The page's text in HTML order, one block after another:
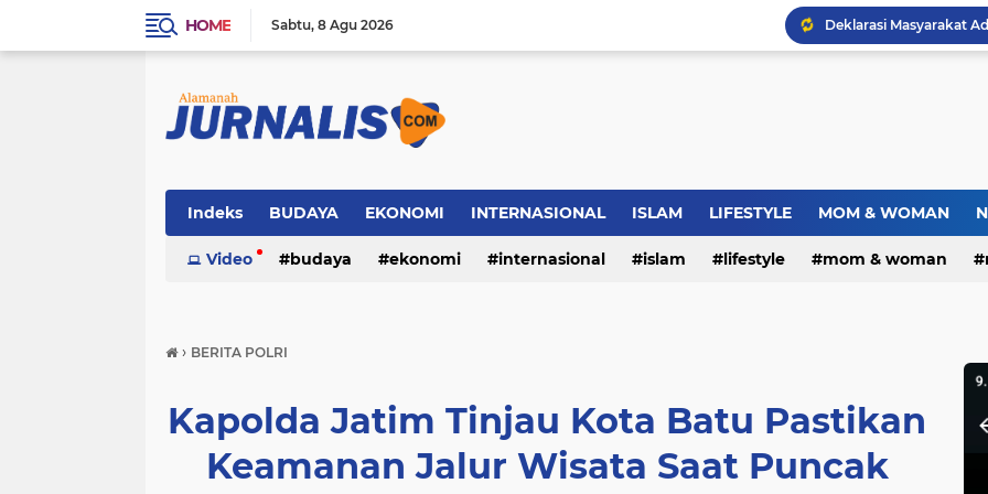
HOME Sabtu 8 Agu 2026
Bupati Pemalang
Indeks BUDAYA EKONOMI INTERNASIONAL ISLAM LIFESTYLE MOM & WOMAN
SOSIAL WISATA
Video budaya ekonomi internasional islam lifestyle mom & woman
› BERITA POLRI
Kapolda Jatim Tinjau Kota Batu Pastikan
Keamanan Jalur Wisata Saat Puncak